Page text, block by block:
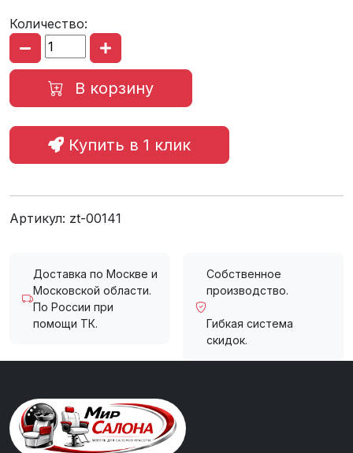
Количество:
В корзину
Купить в 1 клик
Артикул: zt-00141
Доставка по Москве и
Московской области.
По России при
помощи ТК.
Собственное
производство.
Гибкая система
скидок.